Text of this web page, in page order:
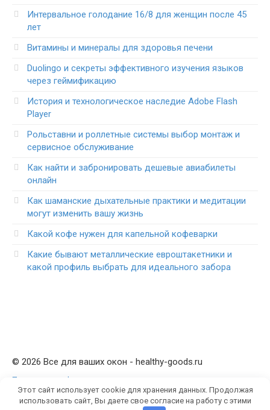
Интервальное голодание 16/8 для женщин после 45
лет
Витамины и минералы для здоровья печени
Duolingo и секреты эффективного изучения языков
через геймификацию
История и технологическое наследие Adobe Flash
Player
Рольставни и роллетные системы выбор монтаж и
сервисное обслуживание
Как найти и забронировать дешевые авиабилеты
онлайн
Как шаманские дыхательные практики и медитации
могут изменить вашу жизнь
Какой кофе нужен для капельной кофеварки
Какие бывают металлические евроштакетники и
какой профиль выбрать для идеального забора
© 2026 Все для ваших окон - healthy-goods.ru
Политика конфиденциальности
Этот сайт использует cookie для хранения данных. Продолжая
использовать сайт, Вы даете свое согласие на работу с этими